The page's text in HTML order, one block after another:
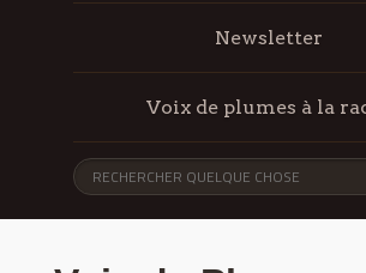
Newsletter
Voix de plumes à la